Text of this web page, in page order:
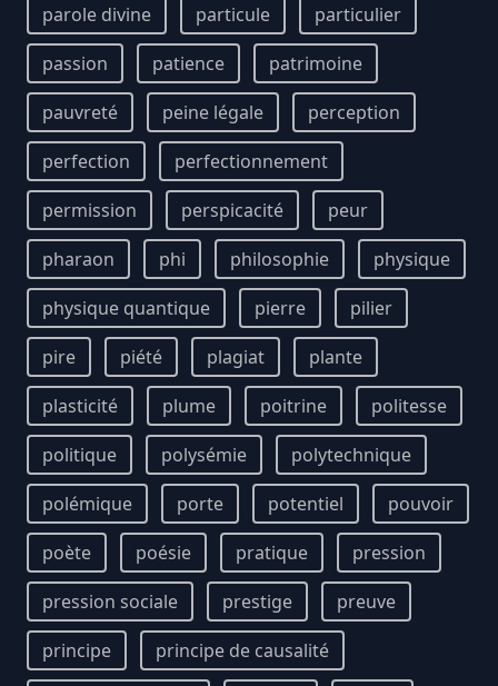
parole divine
particule
particulier
passion
patience
patrimoine
pauvreté
peine légale
perception
perfection
perfectionnement
permission
perspicacité
peur
pharaon
phi philosophie
physique
physique quantique
pierre
pilier
pire
piété plagiat
plante
plasticité
plume poitrine
politesse
politique
polysémie
polytechnique
polémique
porte potentiel
pouvoir
poète
poésie pratique
pression
pression sociale
prestige
preuve
principe
principe de causalité